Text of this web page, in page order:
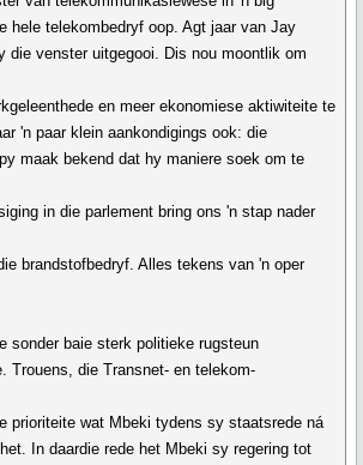
hele telekombedryf oop. Agt jaar van Jay
die venster uitgegooi. Dis nou moontlik om
en meer ekonomiese aktiwiteite te
'n paar klein aankondigings ook: die
maak bekend dat hy maniere soek om te
in die parlement bring ons 'n stap nader
brandstofbedryf. Alles tekens van 'n oper
sonder baie sterk politieke rugsteun
Trouens, die Transnet- en telekom-
prioriteite wat Mbeki tydens sy staatsrede ná
In daardie rede het Mbeki sy regering tot